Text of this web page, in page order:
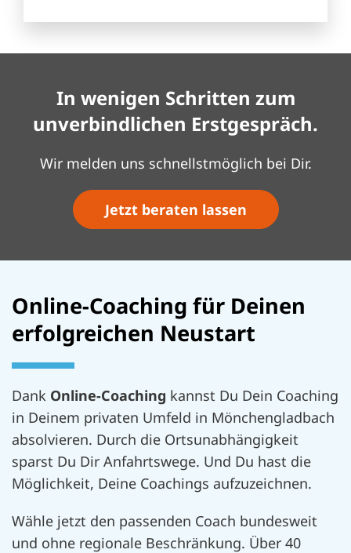
In wenigen Schritten zum
unverbindlichen Erstgespräch.
Wir melden uns schnellstmöglich bei Dir.
Jetzt beraten lassen
Online-Coaching für Deinen
erfolgreichen Neustart
Dank Online-Coaching kannst Du Dein Coaching
in Deinem privaten Umfeld in Mönchengladbach
absolvieren. Durch die Ortsunabhängigkeit
sparst Du Dir Anfahrtswege. Und Du hast die
Möglichkeit, Deine Coachings aufzuzeichnen.
Wähle jetzt den passenden Coach bundesweit
und ohne regionale Beschränkung. Über 40